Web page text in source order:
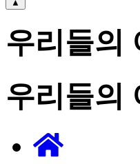
▲
우리들의
우리들의